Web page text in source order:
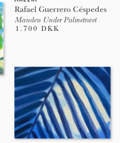
Rafael Guerrero Céspedes
Manden Under Palmetræet
1.700 DKK